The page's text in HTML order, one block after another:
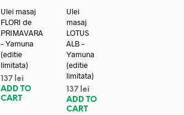
Ulei masaj
FLORI de
PRIMAVARA
– Yamuna
(editie
limitata)
137 lei
ADD TO
CART
Ulei
masaj
LOTUS
ALB –
Yamuna
(editie
limitata)
137 lei
ADD TO
CART